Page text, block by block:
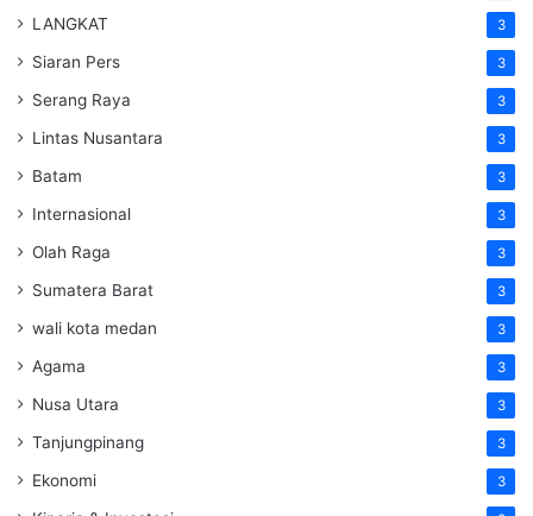
LANGKAT 3
Siaran Pers 3
Serang Raya 3
Lintas Nusantara 3
Batam 3
Internasional 3
Olah Raga 3
Sumatera Barat 3
wali kota medan 3
Agama 3
Nusa Utara 3
Tanjungpinang 3
Ekonomi 3